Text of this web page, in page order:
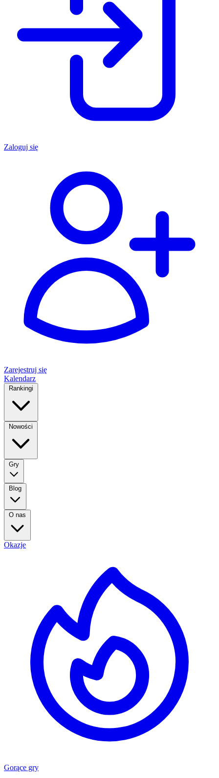
Zaloguj się
Zarejestruj się
Kalendarz
Rankingi
Nowości
Gry
Blog
O nas
Okazje
Gorące gry